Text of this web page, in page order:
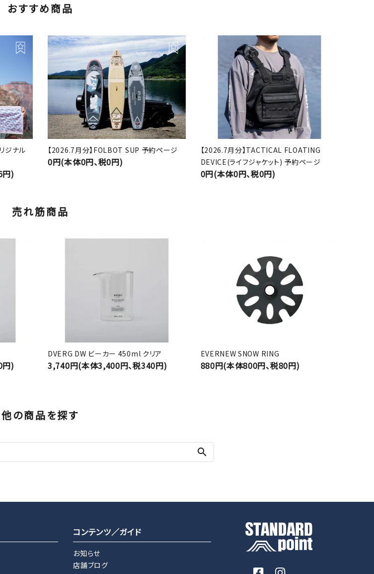
おすすめ商品
ジナル
円)
【2026.7月分】FOLBOT SUP 予約ページ
0円(本体0円、税0円)
【2026.7月分】TACTICAL FLOATING
DEVICE(ライフジャケット) 予約ページ
0円(本体0円、税0円)
売れ筋商品
円)
DVERG DW ビーカー 450ml クリア
3,740円(本体3,400円、税340円)
EVERNEW SNOW RING
880円(本体800円、税80円)
他の商品を探す
search
コンテンツ／ガイド
お知らせ
店舗ブログ